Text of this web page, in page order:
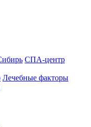
СПА-центр
Лечебные факторы